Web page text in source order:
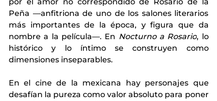
por el amor no correspondido de Rosario de la
Peña —anfitriona de uno de los salones literarios
más importantes de la época, y figura que da
nombre a la película—. En Nocturno a Rosario, lo
histórico y lo íntimo se construyen como
dimensiones inseparables.
En el cine de la mexicana hay personajes que
desafían la pureza como valor absoluto para poner